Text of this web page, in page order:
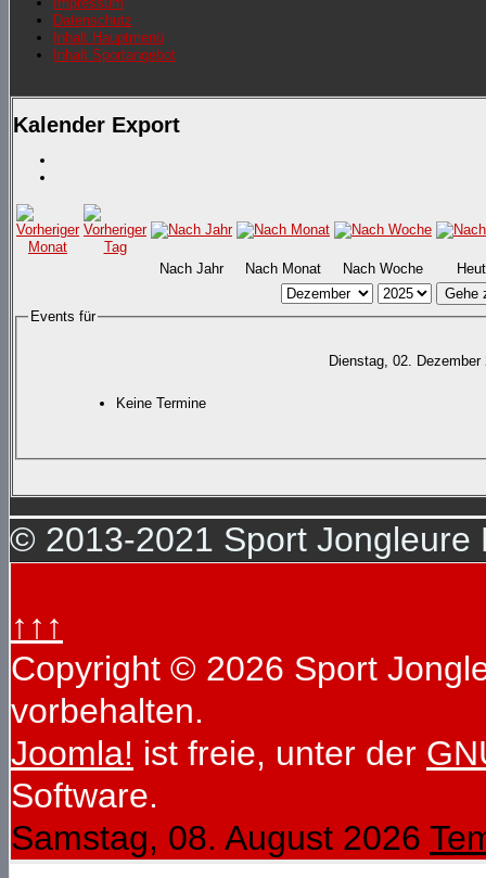
Datenschutz
Inhalt Hauptmenü
Inhalt Sportangebot
Kalender Export
Nach Jahr Nach Monat Nach Woche
Gehe
Events für
Dienstag, 02. Dezember
Keine Termine
© 2013-2021 Sport Jongleure
↑↑↑
Copyright © 2026 Sport
vorbehalten.
Joomla! ist freie, unter der
Software.
Samstag, 08. August 2026